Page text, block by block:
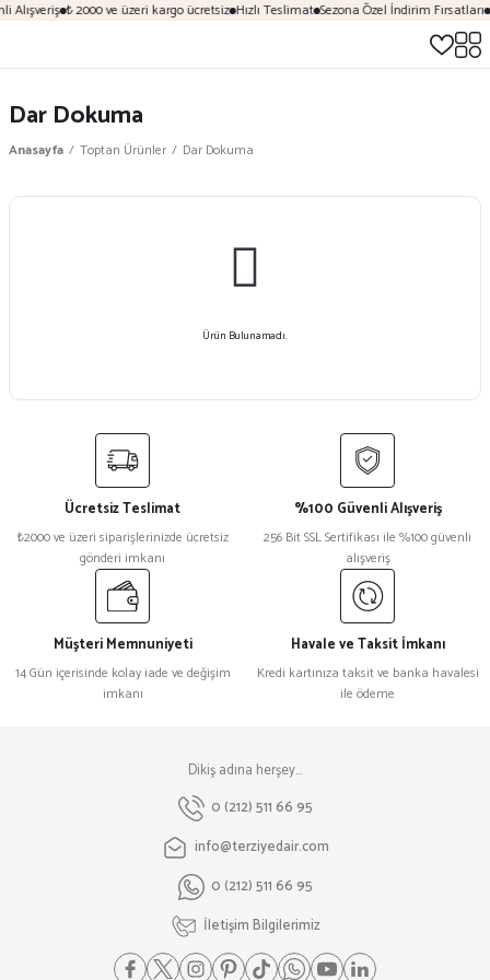
Alışveriş ₺ 2000 ve üzeri kargo ücretsiz Hızlı Teslimat Sezona Özel İndirim Fırsatları
Dar Dokuma
Anasayfa Toptan Ürünler Dar Dokuma
Ürün Bulunamadı.
Ücretsiz Teslimat
₺2000 ve üzeri siparişlerinizde ücretsiz
gönderi imkanı
%100 Güvenli Alışveriş
256 Bit SSL Sertifikası ile %100 güvenli
alışveriş
Müşteri Memnuniyeti
14 Gün içerisinde kolay iade ve değişim
imkanı
Havale ve Taksit İmkanı
Kredi kartınıza taksit ve banka havalesi
ile ödeme
Dikiş adına herşey...
0 (212) 511 66 95
info@terziyedair.com
0 (212) 511 66 95
İletişim Bilgilerimiz